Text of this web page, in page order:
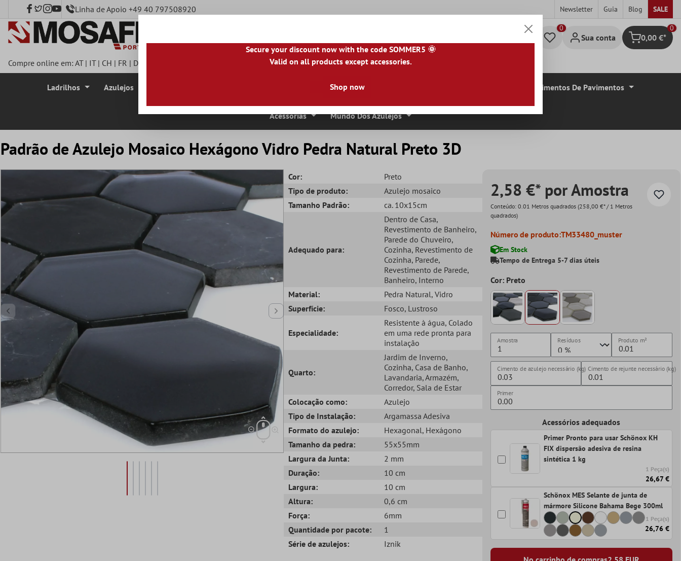
principal Linha de Apoio +49 40 797508920 Newsletter Guia Blog SALE
Sua conta Carrinho de
0
0,00 €*
Compre online em:AT| IT| CH | FR | DE |PL|PT| FI| GR|RO| NO|HU|BG|HR|LU
Ladrilhos Azulejos Ladrilhos De Pedra Natural Lajes De Terraço Revestimentos De Pavimentos
Acessórias Mundo Dos Azulejos
Padrão de Azulejo Mosaico Hexágono Vidro Pedra Natural Preto 3D
Cor:
Preto
Tipo de produto:
Azulejo mosaico
Tamanho Padrão:
ca. 10x15cm
Adequado para:
Dentro de Casa,
Revestimento de Banheiro,
Parede do Chuveiro,
Cozinha, Revestimento de
Cozinha, Parede,
Revestimento de Parede,
Banheiro, Interno
Material:
Pedra Natural, Vidro
Superfície:
Fosco, Lustroso
Especialidade:
Resistente à água, Colado
em uma rede pronta para
instalação
Quarto:
Jardim de Inverno,
Cozinha, Casa de Banho,
Lavandaria, Armazém,
Corredor, Sala de Estar
Colocação como:
Azulejo
Tipo de Instalação:
Argamassa Adesiva
Formato do azulejo:
Hexagonal, Hexágono
Tamanho da pedra:
55x55mm
Largura da Junta:
2 mm
Duração:
10 cm
Largura:
10 cm
Altura:
0,6 cm
Força:
6mm
Quantidade por pacote:
1
Série de azulejos:
Iznik
2,58 €* por Amostra
Conteúdo: 0.01 Metros quadrados (258,00 €* / 1 Metros
quadrados)
Número de produto:TM33480_muster
Em Stock
Tempo de Entrega 5-7 dias úteis
Cor: Preto
Amostra Resíduos Produto m²
Cimento de azulejo necessário (kg) Cimento de rejunte necessário (kg)
Primer
Acessórios adequados
Primer Pronto para usar Schönox KH
FIX dispersão adesiva de resina
sintética 1 kg
1 Peça(s)
26,67 €
Schönox MES Selante de junta de
mármore Silicone Bahama Bege 300ml
1 Peça(s)
26,76 €
Secure your discount now with the code SOMMER5 🌞
Valid on all products except accessories.
Shop now